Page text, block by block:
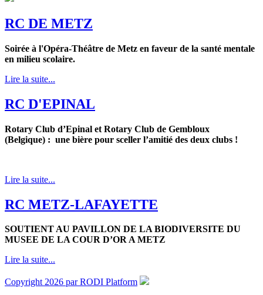
RC DE METZ
Soirée à l'Opéra-Théâtre de Metz en faveur de la santé mentale
en milieu scolaire.
Lire la suite...
RC D'EPINAL
Rotary Club d’Epinal et Rotary Club de Gembloux
(Belgique) : une bière pour sceller l’amitié des deux clubs !
Lire la suite...
RC METZ-LAFAYETTE
SOUTIENT AU PAVILLON DE LA BIODIVERSITE DU
MUSEE DE LA COUR D’OR A METZ
Lire la suite...
Copyright 2026 par RODI Platform